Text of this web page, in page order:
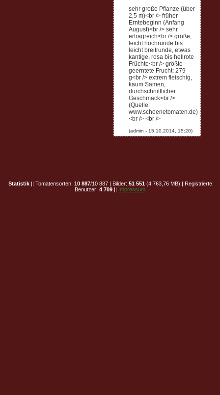
sehr große Pflanze (über
2,5 m)<br /> früher
Erntebeginn (Anfang
August)<br /> sehr
ertragreich<br /> große,
leicht hochrunde bis
leicht breitrunde, etwas
kantige, rosa bis hellrote
Früchte<br /> größte
geerntete Frucht: 279
g<br /> extrem fleischig,
kaum Samen,
durchschnittlicher
Geschmack<br />
(Quelle:
www.schoenetomaten.de)
<br /> <br />
Statistik|| Tomatensorten: 10 887/10 887 | Bilder: 51 551 (4 763,76 MB) | Registrierte
Benutzer: 4 709 || Impressum